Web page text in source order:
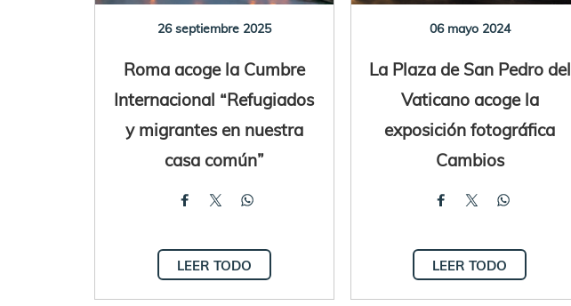
26 septiembre 2025
Roma acoge la Cumbre
Internacional “Refugiados
y migrantes en nuestra
casa común”
LEER TODO
06 mayo 2024
La Plaza de San Pedro del
Vaticano acoge la
exposición fotográfica
Cambios
LEER TODO